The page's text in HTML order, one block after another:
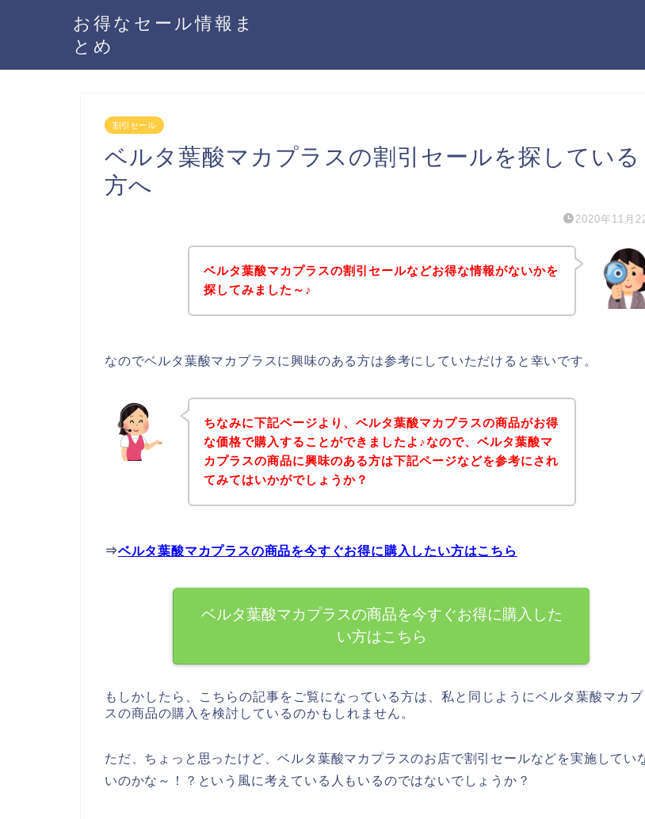
お得なセール情報ま
とめ
割引セール
ベルタ葉酸マカプラスの割引セールを探している
方へ
2020年11月
ベルタ葉酸マカプラスの割引セールなどお得な情報がないかを
探してみました～♪
なのでベルタ葉酸マカプラスに興味のある方は参考にしていただけると幸いです。
ちなみに下記ページより、ベルタ葉酸マカプラスの商品がお得
な価格で購入することができましたよ♪なので、ベルタ葉酸マ
カプラスの商品に興味のある方は下記ページなどを参考にされ
てみてはいかがでしょうか？
⇒ベルタ葉酸マカプラスの商品を今すぐお得に購入したい方はこちら
ベルタ葉酸マカプラスの商品を今すぐお得に購入した
い方はこちら
もしかしたら、こちらの記事をご覧になっている方は、私と同じようにベルタ葉酸マカプ
スの商品の購入を検討しているのかもしれません。
ただ、ちょっと思ったけど、ベルタ葉酸マカプラスのお店で割引セールなどを実施してい
いのかな～！？という風に考えている人もいるのではないでしょうか？